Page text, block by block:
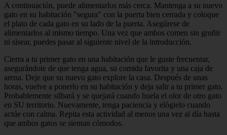
A continuación, puede alimentarlos más cerca. Mantenga a su nuevo
gato en su habitación "segura" con la puerta bien cerrada y coloque
el plato de cada gato en su lado de la puerta. Asegúrese de
alimentarlos al mismo tiempo. Una vez que ambos comen sin gruñir
ni sisear, puedes pasar al siguiente nivel de la introducción.
Cierra a tu primer gato en una habitación que le guste frecuentar,
asegurándote de que tenga agua, su comida favorita y una caja de
arena. Deje que su nuevo gato explore la casa. Después de unas
horas, vuelve a ponerlo en su habitación y deja salir a tu primer gato.
Probablemente silbará y se quejará cuando huela el olor de otro gato
en SU ​​territorio. Nuevamente, tenga paciencia y elógielo cuando
actúe con calma. Repita esta actividad al menos una vez al día hasta
que ambos gatos se sientan cómodos.